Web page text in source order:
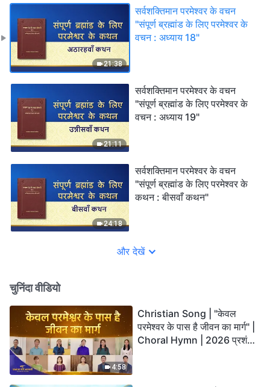
21:38
सर्वशक्तिमान परमेश्वर के वचन
"संपूर्ण ब्रह्मांड के लिए परमेश्वर के
वचन : अध्याय 18"
21:11
सर्वशक्तिमान परमेश्वर के वचन
"संपूर्ण ब्रह्मांड के लिए परमेश्वर के
वचन : अध्याय 19"
24:18
सर्वशक्तिमान परमेश्वर के वचन
"संपूर्ण ब्रह्मांड के लिए परमेश्वर के
कथन : बीसवाँ कथन"
और देखें
चुनिंदा वीडियो
4:58
Christian Song | "केवल
परमेश्वर के पास है जीवन का मार्ग" |
Choral Hymn | 2026 प्रशंसा